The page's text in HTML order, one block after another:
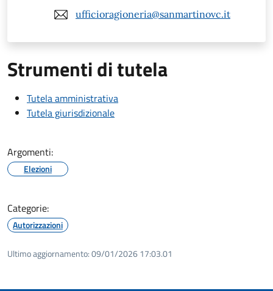
ufficioragioneria@sanmartinovc.it
Strumenti di tutela
Tutela amministrativa
Tutela giurisdizionale
Argomenti:
Elezioni
Categorie:
Autorizzazioni
Ultimo aggiornamento:09/01/2026 17:03.01